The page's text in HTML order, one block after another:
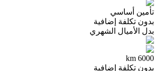
تأمين أساسي
بدون تكلفة إضافية
بدل الأميال الشهري
6000 km
بدون تكلفة إضافية